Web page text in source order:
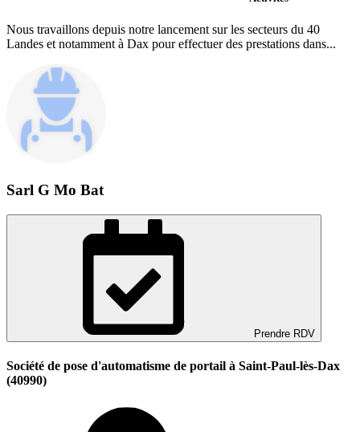
Nous travaillons depuis notre lancement sur les secteurs du 40
Landes et notamment à Dax pour effectuer des prestations dans...
Sarl G Mo Bat
Prendre RDV
Société de pose d'automatisme de portail à Saint-Paul-lès-Dax
(40990)